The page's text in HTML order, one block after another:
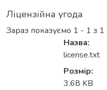
Ліцензійна угода
Зараз показуємо 1 - 1 з 1
Назва:
license.txt
Розмір:
3,68 KB